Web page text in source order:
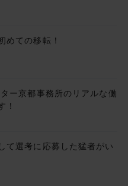
めての移転！
ター京都事務所のリアルな働
！
て選考に応募した猛者がい